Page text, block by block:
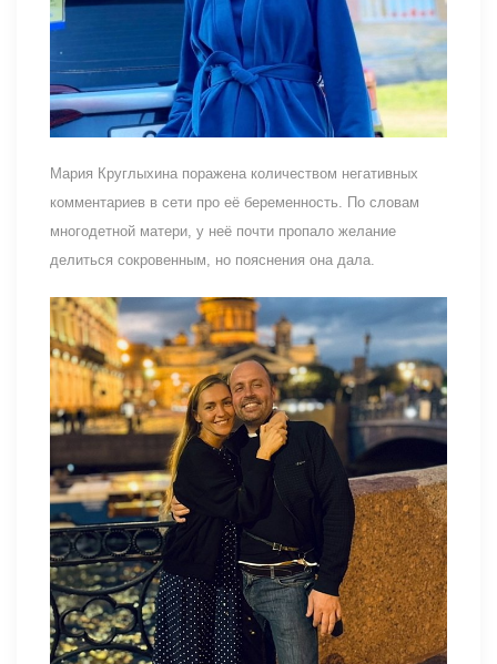
Мария Круглыхина поражена количеством негативных
комментариев в сети про её беременность. По словам
многодетной матери, у неё почти пропало желание
делиться сокровенным, но пояснения она дала.